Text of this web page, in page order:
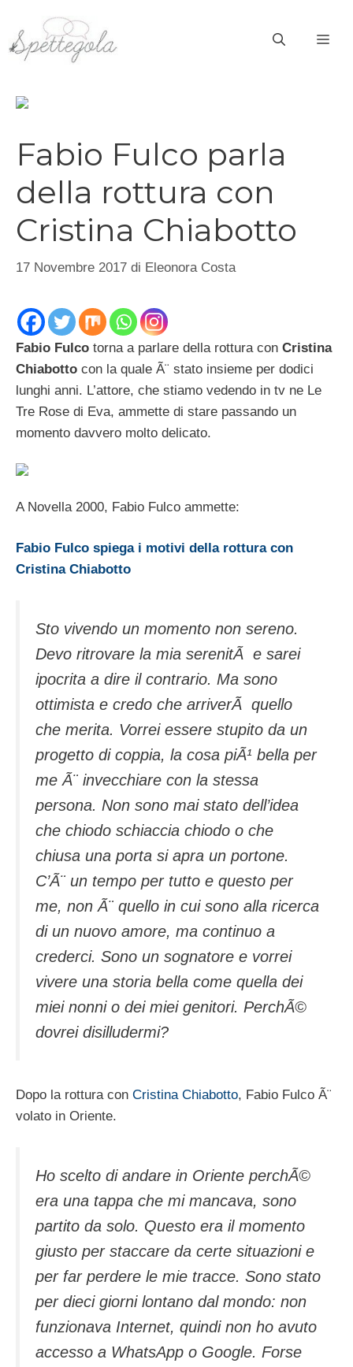
contenuto
Fabio Fulco parla
della rottura con
Cristina Chiabotto
17 Novembre 2017 di Eleonora Costa
Fabio Fulco torna a parlare della rottura con Cristina
Chiabotto con la quale Ã¨ stato insieme per dodici
lunghi anni. L’attore, che stiamo vedendo in tv ne Le
Tre Rose di Eva, ammette di stare passando un
momento davvero molto delicato.
A Novella 2000, Fabio Fulco ammette:
Fabio Fulco spiega i motivi della rottura con
Cristina Chiabotto
Sto vivendo un momento non sereno.
Devo ritrovare la mia serenitÃ e sarei
ipocrita a dire il contrario. Ma sono
ottimista e credo che arriverÃ quello
che merita. Vorrei essere stupito da un
progetto di coppia, la cosa piÃ¹ bella per
me Ã¨ invecchiare con la stessa
persona. Non sono mai stato dell’idea
che chiodo schiaccia chiodo o che
chiusa una porta si apra un portone.
C’Ã¨ un tempo per tutto e questo per
me, non Ã¨ quello in cui sono alla ricerca
di un nuovo amore, ma continuo a
crederci. Sono un sognatore e vorrei
vivere una storia bella come quella dei
miei nonni o dei miei genitori. PerchÃ©
dovrei disilludermi?
Dopo la rottura con Cristina Chiabotto, Fabio Fulco Ã¨
volato in Oriente.
Ho scelto di andare in Oriente perchÃ©
era una tappa che mi mancava, sono
partito da solo. Questo era il momento
giusto per staccare da certe situazioni e
per far perdere le mie tracce. Sono stato
per dieci giorni lontano dal mondo: non
funzionava Internet, quindi non ho avuto
accesso a WhatsApp o Google. Forse